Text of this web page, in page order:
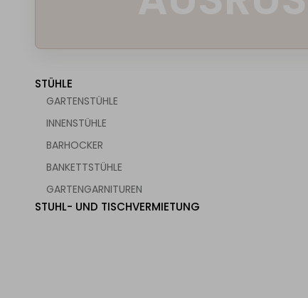
STÜHLE
GARTENSTÜHLE
INNENSTÜHLE
BARHOCKER
BANKETTSTÜHLE
GARTENGARNITUREN
STUHL- UND TISCHVERMIETUNG